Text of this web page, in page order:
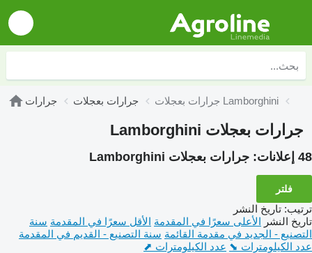
جرارات جرارات بعجلات جرارات بعجلات Lamborghini
جرارات بعجلات Lamborghini
48 إعلانات: جرارات بعجلات Lamborghini
فلتر
ترتيب: تاريخ النشر
تاريخ النشر الأعلى سعرًا في المقدمة الأقل سعرًا في المقدمة سنة
التصنيع - الجديد في مقدمة القائمة سنة التصنيع - القديم في المقدمة
عدد الكيلومترات ⬊ عدد الكيلومترات ⬈